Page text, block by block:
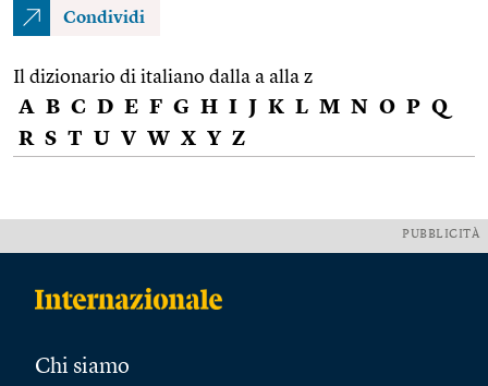
Condividi
Il dizionario di italiano dalla a alla z
A B C D E F G H I J K L M N O P Q
R S T U V W X Y Z
PUBBLICITÀ
Chi siamo